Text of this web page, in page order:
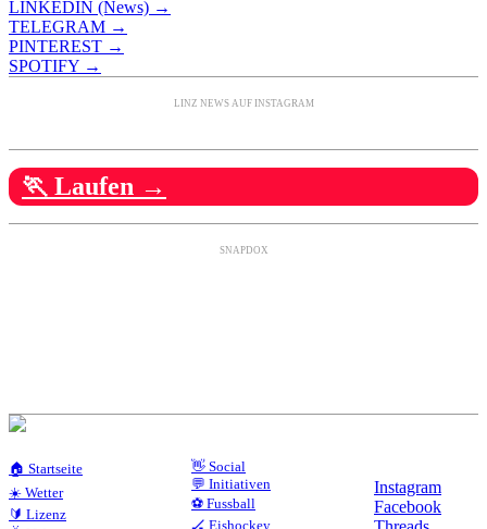
LINKEDIN (News) →
TELEGRAM →
PINTEREST →
SPOTIFY →
LINZ NEWS AUF INSTAGRAM
🏃 Laufen →
SNAPDOX
🏠 Startseite
☀️ Wetter
🔰 Lizenz
👋 Social
💬 Initiativen
⚽ Fussball
🏒 Eishockey
Instagram
Facebook